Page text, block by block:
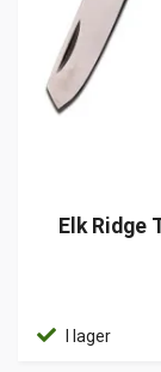
Elk Ridge
I lager